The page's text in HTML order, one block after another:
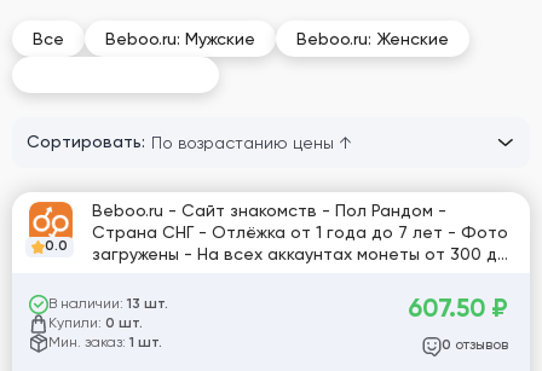
Все Beboo.ru: Мужские Beboo.ru: Женские
Сортировать:
0.0
Beboo.ru - Сайт знакомств - Пол Рандом -
Страна СНГ - Отлёжка от 1 года до 7 лет - Фото
загружены - На всех аккаунтах монеты от 300 до
В наличии: 13 шт.
Купили: 0 шт.
Мин. заказ: 1 шт.
607.50 ₽
0 отзывов